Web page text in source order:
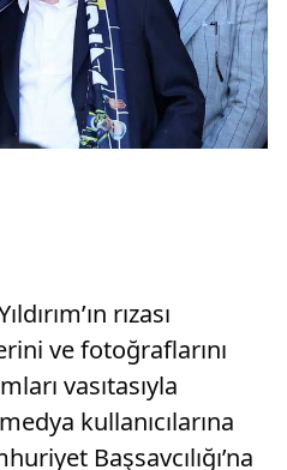
rızası
ve fotoğraflarını
vasıtasıyla
kullanıcılarına
Başsavcılığı’na